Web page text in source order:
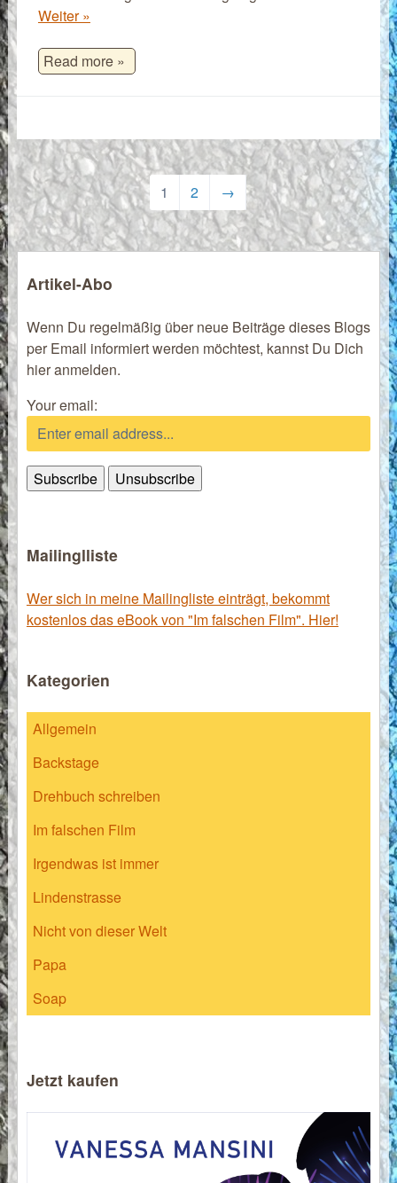
Weiter »
Read more »
1 2 →
Artikel-Abo
Wenn Du regelmäßig über neue Beiträge dieses Blogs
per Email informiert werden möchtest, kannst Du Dich
hier anmelden.
Your email:
Mailinglliste
Wer sich in meine Mailingliste einträgt, bekommt
kostenlos das eBook von "Im falschen Film". Hier!
Kategorien
Allgemein
Backstage
Drehbuch schreiben
Im falschen Film
Irgendwas ist immer
Lindenstrasse
Nicht von dieser Welt
Papa
Soap
Jetzt kaufen